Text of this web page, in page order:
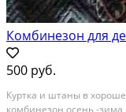
Комбинезон для
500 руб.
Куртка и штаны в
комбинезон осень -